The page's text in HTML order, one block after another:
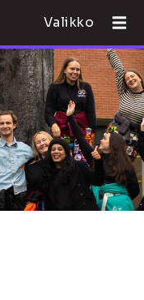
Valikko